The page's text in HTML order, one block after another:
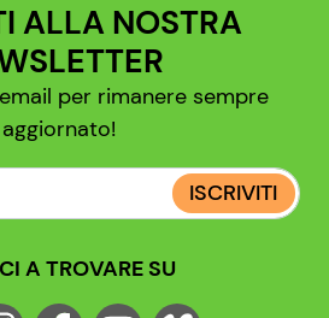
ALLA NOSTRA
per rimanere sempre
aggiornato!
ISCRIVITI
A TROVARE SU